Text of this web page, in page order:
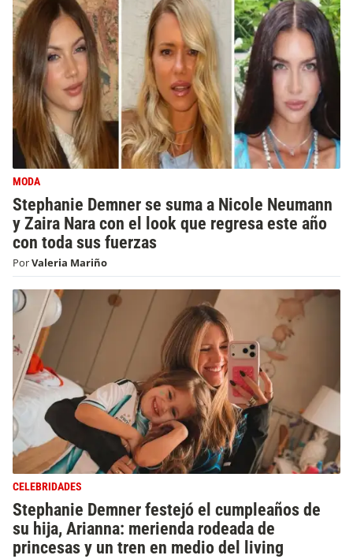
MODA
Stephanie Demner se suma a Nicole Neumann
y Zaira Nara con el look que regresa este año
con toda sus fuerzas
PorValeria Mariño
CELEBRIDADES
Stephanie Demner festejó el cumpleaños de
su hija, Arianna: merienda rodeada de
princesas y un tren en medio del living